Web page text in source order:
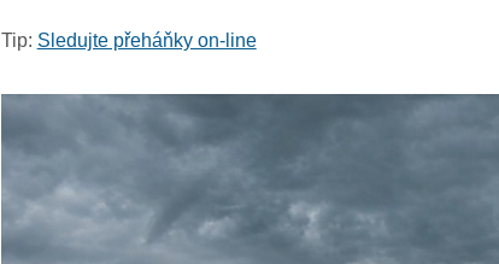
Tip: Sledujte přeháňky on-line